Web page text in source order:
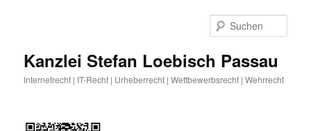
Kanzlei Stefan Loebisch Passau
Internetrecht | IT-Recht | Urheberrecht | Wettbewerbsrecht | Wehrrecht